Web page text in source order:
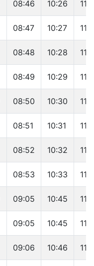
08:46 10:26
08:47 10:27
08:48 10:28
08:49 10:29
08:50 10:30
08:51 10:31
08:52 10:32
08:53 10:33
09:05 10:45
09:05 10:45
09:06 10:46